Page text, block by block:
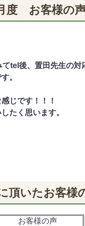
度 お客様の
tel後、置田先生の対
。
じです！！！
たく思います。
頂いたお客様
お客様の声